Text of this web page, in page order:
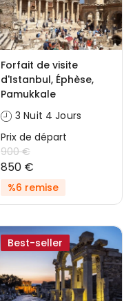
Forfait de visite
d'Istanbul, Éphèse,
Pamukkale
3 Nuit 4 Jours
Prix ​​de départ
900 €
850 €
%6 remise
Best-seller